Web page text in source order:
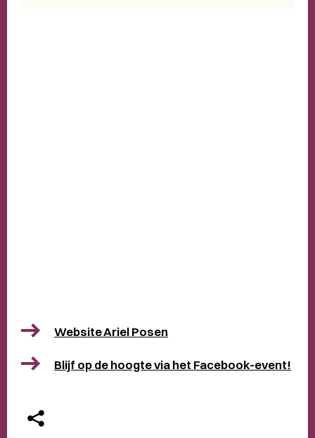
Website Ariel Posen
Blijf op de hoogte via het Facebook-event!